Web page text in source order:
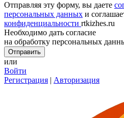
Отправляя эту форму, вы даете
персональных данных и
конфиденциальности rtkizhes.ru
Необходимо дать согласие
на обработку персональных
или
Войти
Регистрация | Авторизация